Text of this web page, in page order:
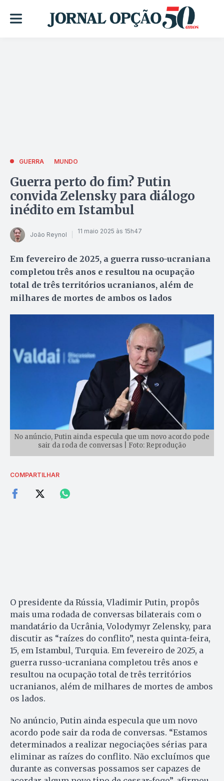
GUERRA MUNDO
Guerra perto do fim? Putin
convida Zelensky para diálogo
inédito em Istambul
João Reynol 11 maio 2025 às 15h47
Em fevereiro de 2025, a guerra russo-ucraniana
completou três anos e resultou na ocupação
total de três territórios ucranianos, além de
milhares de mortes de ambos os lados
No anúncio, Putin ainda especula que um novo acordo pode
sair da roda de conversas | Foto: Reprodução
COMPARTILHAR
O presidente da Rússia, Vladimir Putin, propôs
mais uma rodada de conversas bilaterais com o
mandatário da Ucrânia, Volodymyr Zelensky, para
discutir as “raízes do conflito”, nesta quinta-feira,
15, em Istambul, Turquia. Em fevereiro de 2025, a
guerra russo-ucraniana completou três anos e
resultou na ocupação total de três territórios
ucranianos, além de milhares de mortes de ambos
os lados.
No anúncio, Putin ainda especula que um novo
acordo pode sair da roda de conversas. “Estamos
determinados a realizar negociações sérias para
eliminar as raízes do conflito. Não excluímos que
durante as conversas possamos ser capazes de